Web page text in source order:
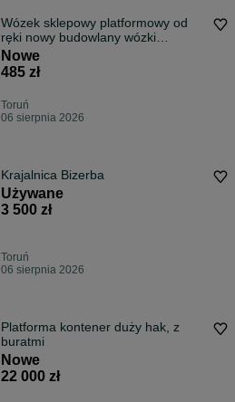
Wózek sklepowy platformowy od
ręki nowy budowlany wózki
sklepowe nowy sklep budowlany
skład spożywczy
Nowe
485 zł
Toruń
06 sierpnia 2026
Krajalnica Bizerba
Używane
3 500 zł
Toruń
06 sierpnia 2026
Platforma kontener duży hak, z
buratmi
Nowe
22 000 zł